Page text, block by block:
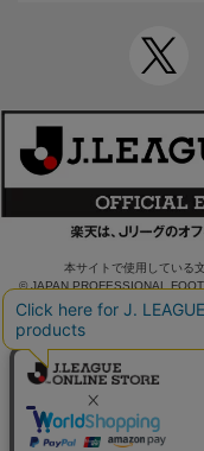
本サイトで使用している
© JAPAN PROFESSIONAL